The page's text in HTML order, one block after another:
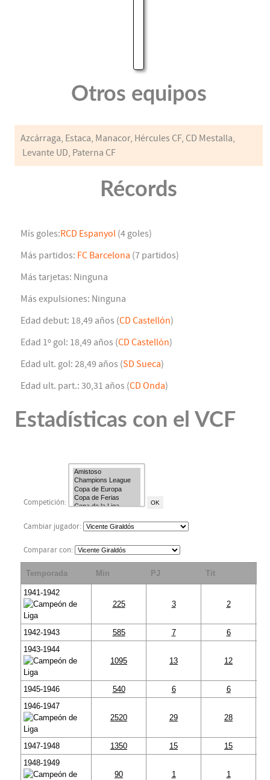
Otros equipos
Azcárraga, Estaca, Manacor, Hércules CF, CD Mestalla,
Levante UD, Paterna CF
Récords
Mís goles:RCD Espanyol (4 goles)
Más partidos: FC Barcelona (7 partidos)
Más tarjetas: Ninguna
Más expulsiones: Ninguna
Edad debut: 18,49 años (CD Castellón)
Edad 1º gol: 18,49 años (CD Castellón)
Edad ult. gol: 28,49 años (SD Sueca)
Edad ult. part.: 30,31 años (CD Onda)
Estadísticas con el VCF
Competición:
Cambiar jugador:
Comparar con:
Temporada Min PJ Tit
1941-1942
225
3 2
1942-1943 585 7
6
1943-1944
1095
13 12
1945-1946 540 6
6
1946-1947
2520
29 28
1947-1948 1350 15
15
1948-1949
90
1 1